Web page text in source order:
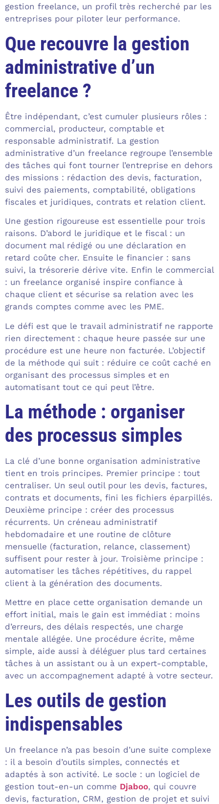
gestion freelance, un profil très recherché par les
entreprises pour piloter leur performance.
Que recouvre la gestion
administrative d’un
freelance ?
Être indépendant, c’est cumuler plusieurs rôles :
commercial, producteur, comptable et
responsable administratif. La gestion
administrative d’un freelance regroupe l’ensemble
des tâches qui font tourner l’entreprise en dehors
des missions : rédaction des devis, facturation,
suivi des paiements, comptabilité, obligations
fiscales et juridiques, contrats et relation client.
Une gestion rigoureuse est essentielle pour trois
raisons. D’abord le juridique et le fiscal : un
document mal rédigé ou une déclaration en
retard coûte cher. Ensuite le financier : sans
suivi, la trésorerie dérive vite. Enfin le commercial
: un freelance organisé inspire confiance à
chaque client et sécurise sa relation avec les
grands comptes comme avec les PME.
Le défi est que le travail administratif ne rapporte
rien directement : chaque heure passée sur une
procédure est une heure non facturée. L’objectif
de la méthode qui suit : réduire ce coût caché en
organisant des processus simples et en
automatisant tout ce qui peut l’être.
La méthode : organiser
des processus simples
La clé d’une bonne organisation administrative
tient en trois principes. Premier principe : tout
centraliser. Un seul outil pour les devis, factures,
contrats et documents, fini les fichiers éparpillés.
Deuxième principe : créer des processus
récurrents. Un créneau administratif
hebdomadaire et une routine de clôture
mensuelle (facturation, relance, classement)
suffisent pour rester à jour. Troisième principe :
automatiser les tâches répétitives, du rappel
client à la génération des documents.
Mettre en place cette organisation demande un
effort initial, mais le gain est immédiat : moins
d’erreurs, des délais respectés, une charge
mentale allégée. Une procédure écrite, même
simple, aide aussi à déléguer plus tard certaines
tâches à un assistant ou à un expert-comptable,
avec un accompagnement adapté à votre secteur.
Les outils de gestion
indispensables
Un freelance n’a pas besoin d’une suite complexe
: il a besoin d’outils simples, connectés et
adaptés à son activité. Le socle : un logiciel de
gestion tout-en-un comme Djaboo, qui couvre
devis, facturation, CRM, gestion de projet et suivi